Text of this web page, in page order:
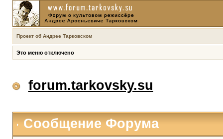
Проект об Андрее Тарковском
Это меню отключено
forum.tarkovsky.su
Сообщение Форума